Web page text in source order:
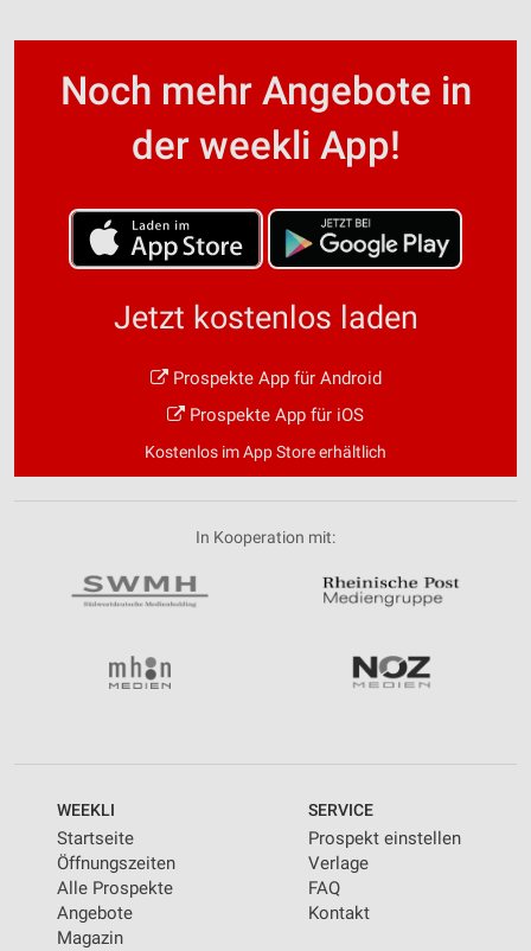
Noch mehr Angebote in
der weekli App!
Jetzt kostenlos laden
Prospekte App für Android
Prospekte App für iOS
Kostenlos im App Store erhältlich
In Kooperation mit:
WEEKLI
Startseite
Öffnungszeiten
Alle Prospekte
Angebote
Magazin
SERVICE
Prospekt einstellen
Verlage
FAQ
Kontakt